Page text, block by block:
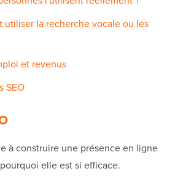
utiliser la recherche vocale ou les
et revenus
SEO
à construire une présence en ligne
elle est si efficace.